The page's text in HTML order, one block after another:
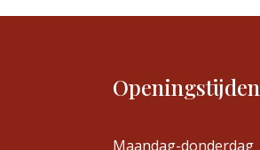
Openingstijden
Maandag-donderdag